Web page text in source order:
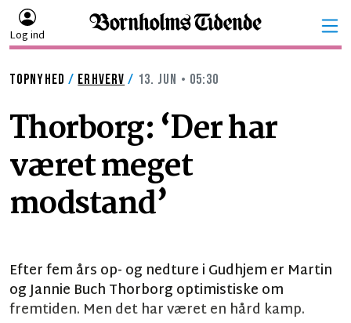
Log ind
TOPNYHED / ERHVERV / 13. JUN • 05:30
Thorborg: ‘Der har
været meget
modstand’
Efter fem års op- og nedture i Gudhjem er Martin
og Jannie Buch Thorborg optimistiske om
fremtiden. Men det har været en hård kamp.